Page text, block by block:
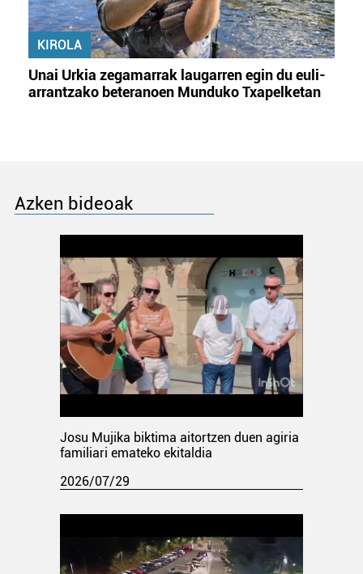
KIROLA
Unai Urkia zegamarrak laugarren egin du euli-
arrantzako beteranoen Munduko Txapelketan
Azken bideoak
Josu Mujika biktima aitortzen duen agiria
familiari emateko ekitaldia
2026/07/29